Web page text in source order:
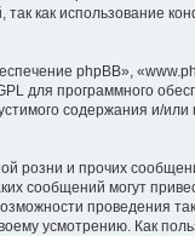
как использование
phpBB»,
для программного
содержания и/
розни и прочих
сообщений могут
проведения
усмотрению. Как